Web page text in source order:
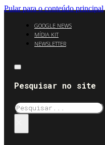
Pular para o conteúdo principal
GOOGLE NEWS
MÍDIA KIT
NEWSLETTER
Pesquisar no site
Pesquisar